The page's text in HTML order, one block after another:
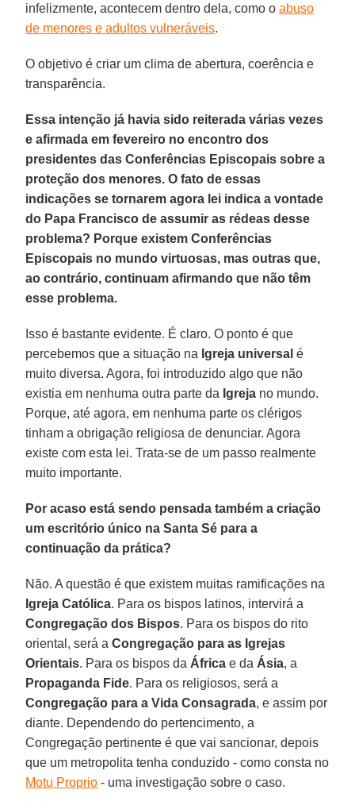
infelizmente, acontecem dentro dela, como oabuso
de menores e adultos vulneráveis.
O objetivo é criar um clima de abertura, coerência e
transparência.
Essa intenção já havia sido reiterada várias vezes
e afirmada em fevereiro no encontro dos
presidentes das Conferências Episcopais sobre a
proteção dos menores. O fato de essas
indicações se tornarem agora lei indica a vontade
do Papa Francisco de assumir as rédeas desse
problema? Porque existem Conferências
Episcopais no mundo virtuosas, mas outras que,
ao contrário, continuam afirmando que não têm
esse problema.
Isso é bastante evidente. É claro. O ponto é que
percebemos que a situação na Igreja universal é
muito diversa. Agora, foi introduzido algo que não
existia em nenhuma outra parte da Igreja no mundo.
Porque, até agora, em nenhuma parte os clérigos
tinham a obrigação religiosa de denunciar. Agora
existe com esta lei. Trata-se de um passo realmente
muito importante.
Por acaso está sendo pensada também a criação
um escritório único na Santa Sé para a
continuação da prática?
Não. A questão é que existem muitas ramificações na
Igreja Católica. Para os bispos latinos, intervirá a
Congregação dos Bispos. Para os bispos do rito
oriental, será aCongregação para as Igrejas
Orientais. Para os bispos da África e da Ásia, a
Propaganda Fide. Para os religiosos, será a
Congregação para a Vida Consagrada, e assim por
diante. Dependendo do pertencimento, a
Congregação pertinente é que vai sancionar, depois
que um metropolita tenha conduzido - como consta no
Motu Proprio - uma investigação sobre o caso.